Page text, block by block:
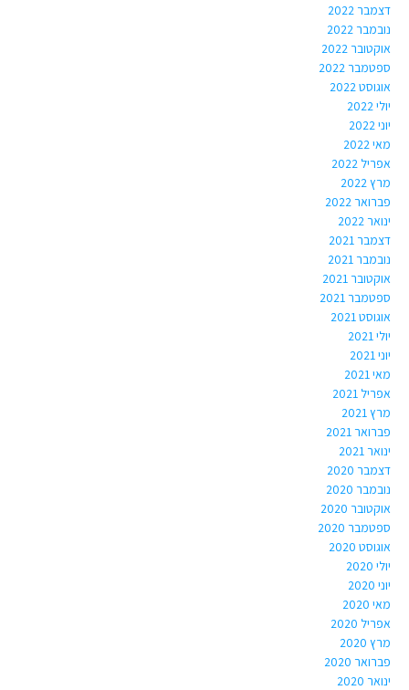
דצמבר 2022
נובמבר 2022
אוקטובר 2022
ספטמבר 2022
אוגוסט 2022
יולי 2022
יוני 2022
מאי 2022
אפריל 2022
מרץ 2022
פברואר 2022
ינואר 2022
דצמבר 2021
נובמבר 2021
אוקטובר 2021
ספטמבר 2021
אוגוסט 2021
יולי 2021
יוני 2021
מאי 2021
אפריל 2021
מרץ 2021
פברואר 2021
ינואר 2021
דצמבר 2020
נובמבר 2020
אוקטובר 2020
ספטמבר 2020
אוגוסט 2020
יולי 2020
יוני 2020
מאי 2020
אפריל 2020
מרץ 2020
פברואר 2020
ינואר 2020